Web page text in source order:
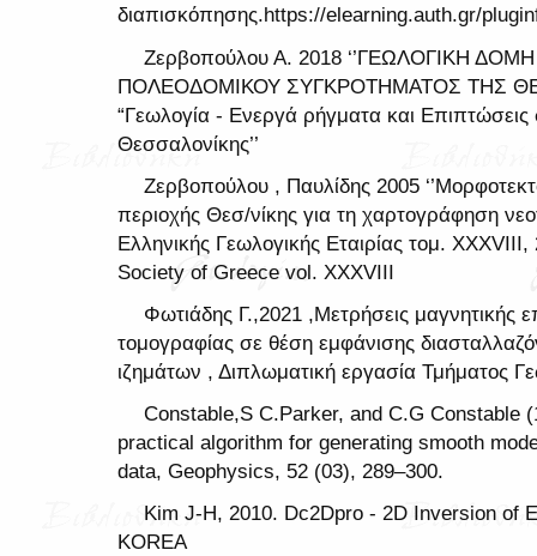
διαπισκόπησης.https://elearning.auth.gr/
Ζερβοπούλου Α. 2018 ‘’ΓΕΩΛΟΓΙΚΗ
ΠΟΛΕΟΔΟΜΙΚΟΥ ΣΥΓΚΡΟΤΗΜΑΤΟΣ ΤΗΣ
“Γεωλογία - Ενεργά ρήγματα και Επιπτώσεις
Θεσσαλονίκης’’
Ζερβοπούλου , Παυλίδης 2005
περιοχής Θεσ/νίκης για τη χαρτογράφηση
Ελληνικής Γεωλογικής Εταιρίας τομ.
Society of Greece vol. XXXVIII
Φωτιάδης Γ.,2021 ,Μετρήσεις μαγνητικής
τομογραφίας σε θέση εμφάνισης
ιζημάτων , Διπλωματική εργασία Τμήματος
Constable,S C.Parker, and C.G Constable
practical algorithm for generating smooth
data, Geophysics, 52 (03), 289–300.
Kim J-H, 2010. Dc2Dpro - 2D Inversion of
KOREA